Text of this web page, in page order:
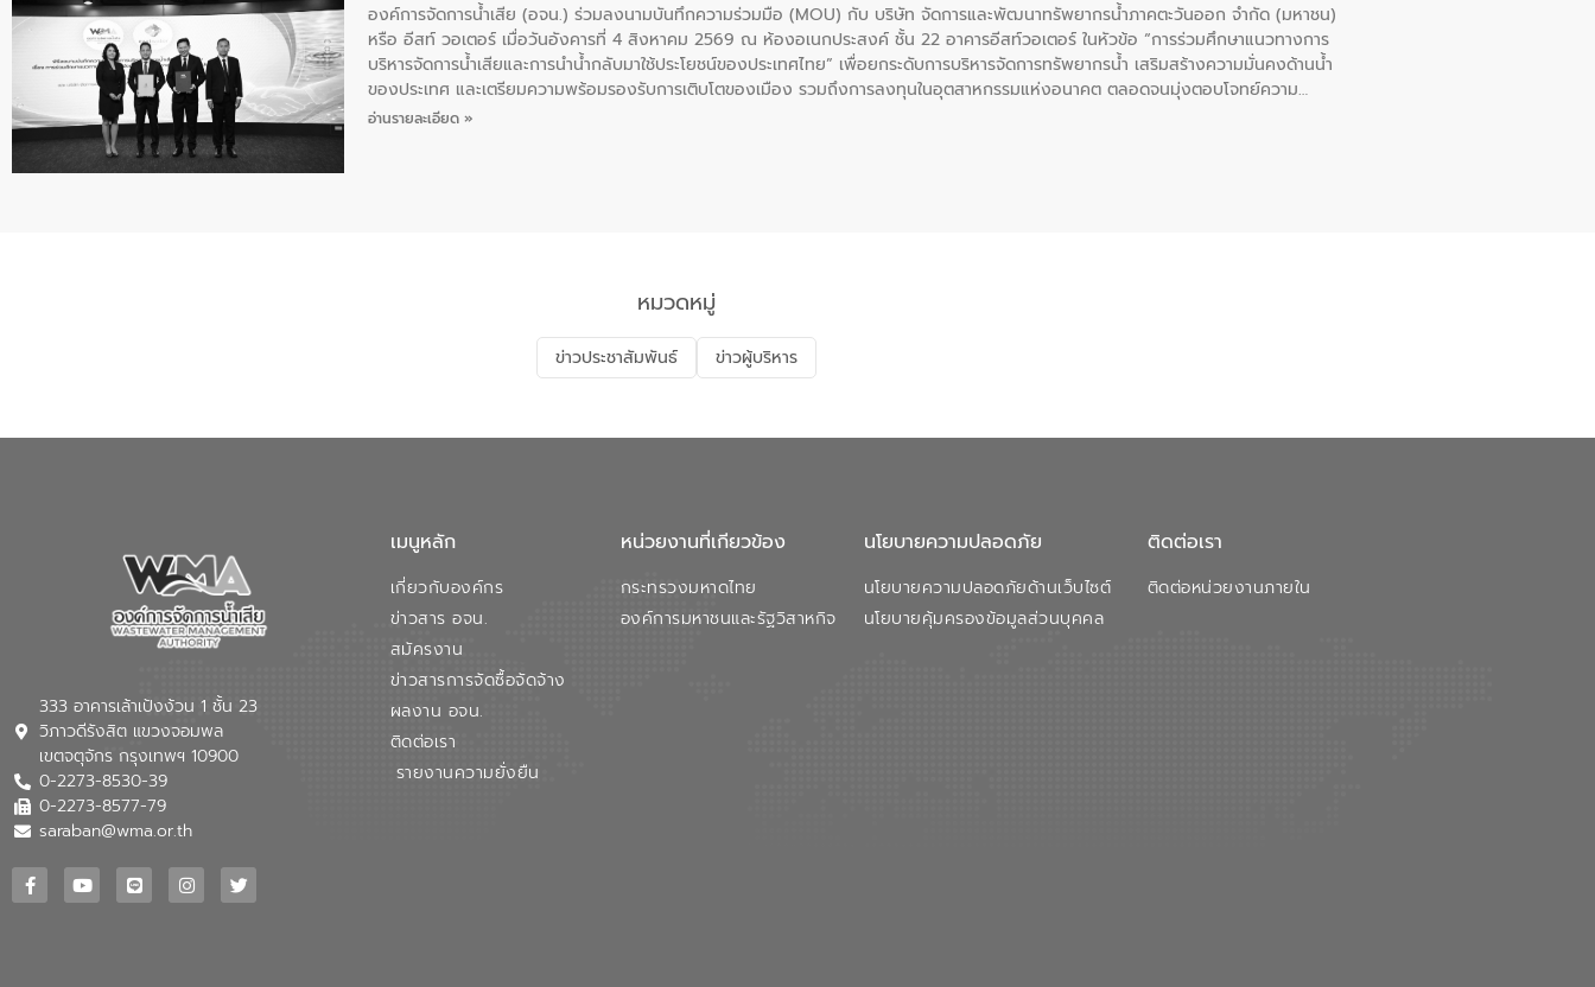
องค์การจัดการน้ำเสีย (อจน.) ร่วมลงนามบันทึกความร่วมมือ (MOU) กับ บริษัท จัดการและพัฒนาทรัพยากรน้ำภาคตะวันออก จำกัด (มหาชน)
หรือ อีสท์ วอเตอร์ เมื่อวันอังคารที่ 4 สิงหาคม 2569 ณ ห้องอเนกประสงค์ ชั้น 22 อาคารอีสท์วอเตอร์ ในหัวข้อ “การร่วมศึกษาแนวทางการ
บริหารจัดการน้ำเสียและการนำน้ำกลับมาใช้ประโยชน์ของประเทศไทย” เพื่อยกระดับการบริหารจัดการทรัพยากรน้ำ เสริมสร้างความมั่นคงด้านน้ำ
ของประเทศ และเตรียมความพร้อมรองรับการเติบโตของเมือง รวมถึงการลงทุนในอุตสาหกรรมแห่งอนาคต ตลอดจนมุ่งตอบโจทย์ความ
ท้าทายจากวิกฤตการเปลี่ยนแปลงสภาพภูมิอากาศและความเสี่ยงภัยแล้งในระยะยาว การประสานความร่วมมือในครั้งนี้เป็นการดึงจุดแข็งและ
ตลอดระบบ โดยการนำน้ำบำบัดกลับมาใช้ใหม่จะช่วยลดการพึ่งพาน้ำธรรมชาติและสร้างสมดุลทางเศรษฐกิจและสิ่งแวดล้อมได้อย่างเป็นรูปธรรม
ความร่วมมือระหว่างภาครัฐและภาคเอกชนในครั้งนี้ นับเป็นก้าวสำคัญของ องค์การจัดการน้ำเสีย (อจน.) ในการร่วมวางรากฐานโครงสร้างพื้น
ฐานด้านน้ำของประเทศ เพื่อยกระดับประสิทธิภาพการใช้ทรัพยากรน้ำให้เกิดประโยชน์สูงสุดและเป็นไปตามมาตรฐานสากล
อ่านรายละเอียด »
หมวดหมู่
ข่าวประชาสัมพันธ์ ข่าวผู้บริหาร
333 อาคารเล้าเป้งง้วน 1 ชั้น 23
วิภาวดีรังสิต แขวงจอมพล
เขตจตุจักร กรุงเทพฯ 10900
0-2273-8530-39
0-2273-8577-79
saraban@wma.or.th
เมนูหลัก
เกี่ยวกับองค์กร
ข่าวสาร อจน.
สมัครงาน
ข่าวสารการจัดซื้อจัดจ้าง
ผลงาน อจน.
ติดต่อเรา
รายงานความยั่งยืน
หน่วยงานที่เกียวข้อง
กระทรวงมหาดไทย
องค์การมหาชนและรัฐวิสาหกิจ
นโยบายความปลอดภัย
นโยบายความปลอดภัยด้านเว็บไซต์
นโยบายคุ้มครองข้อมูลส่วนบุคคล
ติดต่อเรา
ติดต่อหน่วยงานภายใน